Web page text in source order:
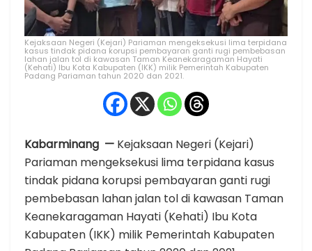
Kejaksaan Negeri (Kejari) Pariaman mengeksekusi lima terpidana
kasus tindak pidana korupsi pembayaran ganti rugi pembebasan
lahan jalan tol di kawasan Taman Keanekaragaman Hayati
(Kehati) Ibu Kota Kabupaten (IKK) milik Pemerintah Kabupaten
Padang Pariaman tahun 2020 dan 2021.
Kabarminang — Kejaksaan Negeri (Kejari)
Pariaman mengeksekusi lima terpidana kasus
tindak pidana korupsi pembayaran ganti rugi
pembebasan lahan jalan tol di kawasan Taman
Keanekaragaman Hayati (Kehati) Ibu Kota
Kabupaten (IKK) milik Pemerintah Kabupaten